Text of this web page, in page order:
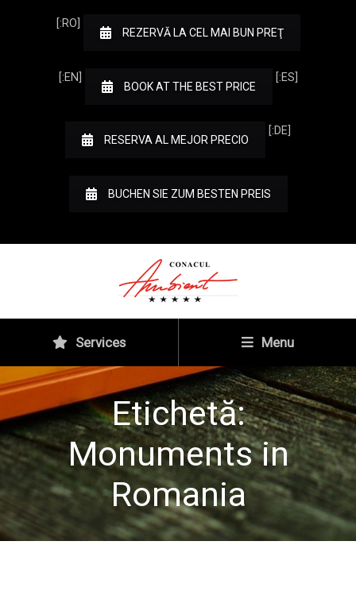
[:RO]
REZERVĂ LA CEL MAI BUN PREŢ
[:EN]
BOOK AT THE BEST PRICE
[:ES]
RESERVA AL MEJOR PRECIO
[:DE]
BUCHEN SIE ZUM BESTEN PREIS
Services Menu
Etichetă:
Monuments in
Romania